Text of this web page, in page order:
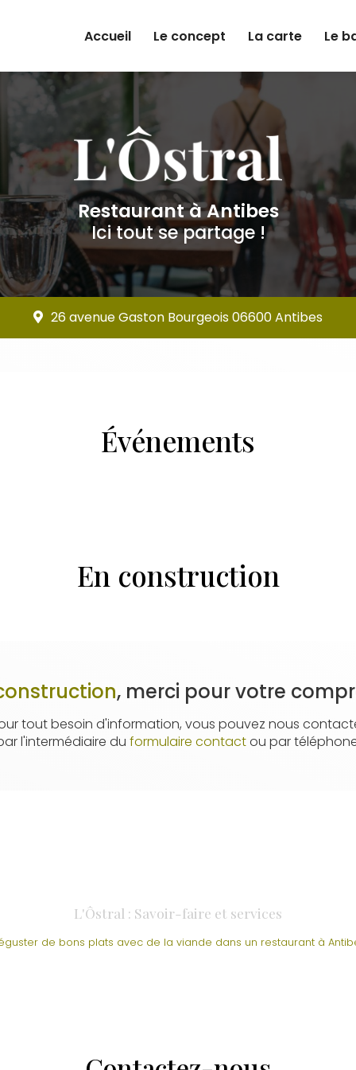
Accueil
Le concept La carte Le
Restaurant à Antibes
Ici tout se partage !
26 avenue Gaston Bourgeois 06600 Antibes
Événements
En construction
, merci pour votre
tout besoin d'information, vous pouvez nous
l'intermédiaire du formulaire contactou par
L'Ôstral : Savoir-faire et services
de bons plats avec de la viande dans un restaurant à